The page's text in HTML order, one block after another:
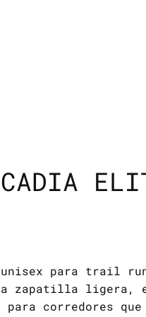
para trail
zapatilla ligera,
para corredores que